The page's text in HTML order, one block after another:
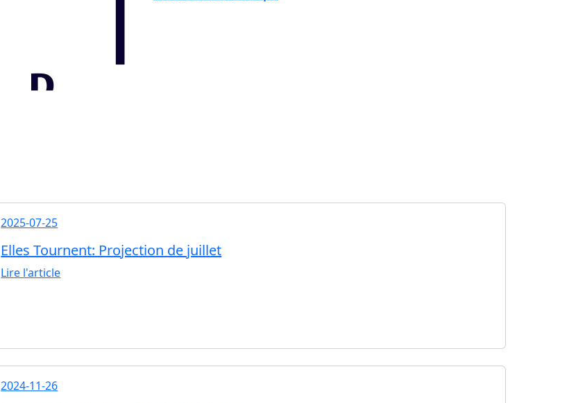
2025-07-25
Elles Tournent: Projection de juillet
Lire l'article
2024-11-26